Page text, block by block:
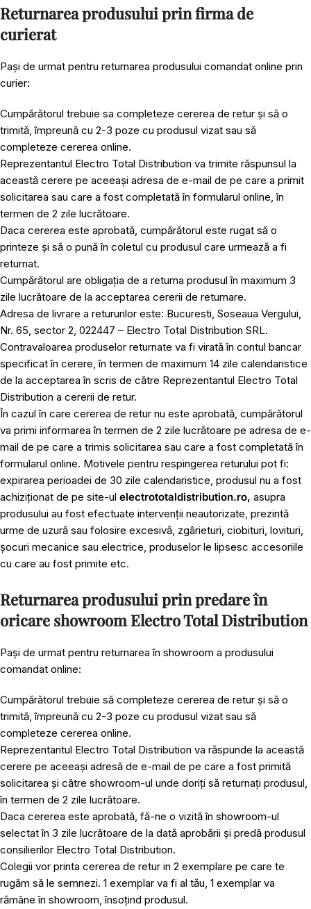
Returnarea produsului prin firma de
curierat
Pași de urmat pentru returnarea produsului comandat online prin
curier:
Cumpărătorul trebuie sa completeze cererea de retur și să o
trimită, împreună cu 2-3 poze cu produsul vizat sau să
completeze cererea online.
Reprezentantul Electro Total Distribution va trimite răspunsul la
această cerere pe aceeași adresa de e-mail de pe care a primit
solicitarea sau care a fost completată în formularul online, în
termen de 2 zile lucrătoare.
Daca cererea este aprobată, cumpărătorul este rugat să o
printeze și să o pună în coletul cu produsul care urmează a fi
returnat.
Cumpărătorul are obligația de a returna produsul în maximum 3
zile lucrătoare de la acceptarea cererii de returnare.
Adresa de livrare a retururilor este: Bucuresti, Soseaua Vergului,
Nr. 65, sector 2, 022447 – Electro Total Distribution SRL.
Contravaloarea produselor returnate va fi virată în contul bancar
specificat în cerere, în termen de maximum 14 zile calendaristice
de la acceptarea în scris de către Reprezentantul Electro Total
Distribution a cererii de retur.
În cazul în care cererea de retur nu este aprobată, cumpărătorul
va primi informarea în termen de 2 zile lucrătoare pe adresa de e-
mail de pe care a trimis solicitarea sau care a fost completată în
formularul online. Motivele pentru respingerea returului pot fi:
expirarea perioadei de 30 zile calendaristice, produsul nu a fost
achiziționat de pe site-ul electrototaldistribution.ro, asupra
produsului au fost efectuate intervenții neautorizate, prezintă
urme de uzură sau folosire excesivă, zgârieturi, ciobituri, lovituri,
șocuri mecanice sau electrice, produselor le lipsesc accesoriile
cu care au fost primite etc.
Returnarea produsului prin predare în
oricare showroom Electro Total Distribution
Pași de urmat pentru returnarea în showroom a produsului
comandat online:
Cumpărătorul trebuie să completeze cererea de retur și să o
trimită, împreună cu 2-3 poze cu produsul vizat sau să
completeze cererea online.
Reprezentantul Electro Total Distribution va răspunde la această
cerere pe aceeași adresă de e-mail de pe care a fost primită
solicitarea și către showroom-ul unde doriți să returnați produsul,
în termen de 2 zile lucrătoare.
Daca cererea este aprobată, fă-ne o vizită în showroom-ul
selectat în 3 zile lucrătoare de la dată aprobării și predă produsul
consilierilor Electro Total Distribution.
Colegii vor printa cererea de retur in 2 exemplare pe care te
rugăm să le semnezi. 1 exemplar va fi al tău, 1 exemplar va
rămâne în showroom, însoțind produsul.